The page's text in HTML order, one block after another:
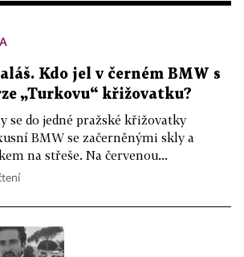
Kdo jel v černém BMW s
„Turkovu“ křižovatku?
se do jedné pražské křižovatky
BMW se začerněnými skly a
na střeše. Na červenou...